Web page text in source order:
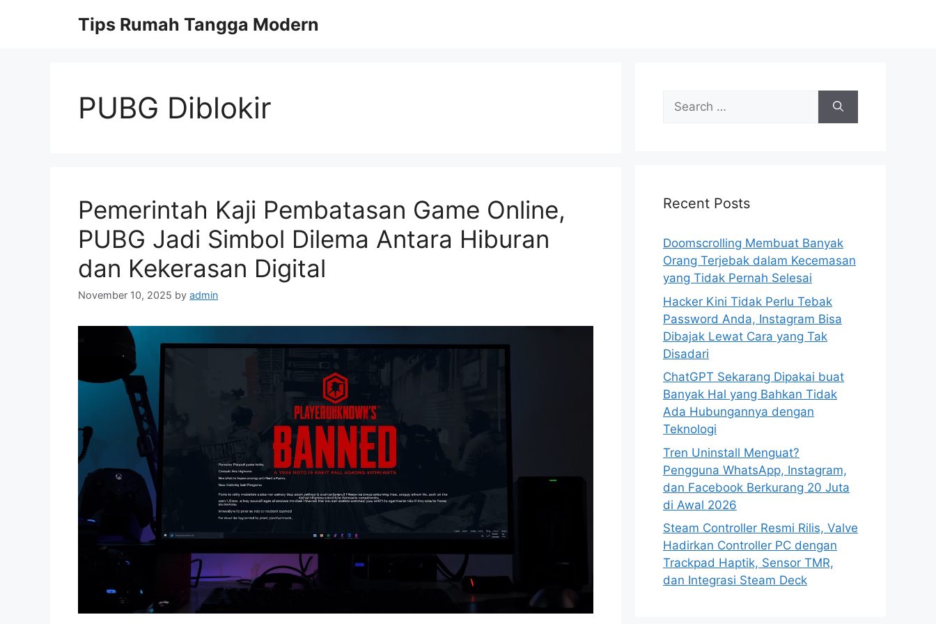
Tips Rumah Tangga Modern
PUBG Diblokir
Pemerintah Kaji Pembatasan Game Online,
PUBG Jadi Simbol Dilema Antara Hiburan
dan Kekerasan Digital
November 10, 2025 by admin
f
r
:
Recent Posts
Doomscrolling Membuat Banyak
Orang Terjebak dalam Kecemasan
yang Tidak Pernah Selesai
Hacker Kini Tidak Perlu Tebak
Password Anda, Instagram Bisa
Dibajak Lewat Cara yang Tak
Disadari
ChatGPT Sekarang Dipakai buat
Banyak Hal yang Bahkan Tidak
Ada Hubungannya dengan
Teknologi
Tren Uninstall Menguat?
Pengguna WhatsApp, Instagram,
dan Facebook Berkurang 20 Juta
di Awal 2026
Steam Controller Resmi Rilis, Valve
Hadirkan Controller PC dengan
Trackpad Haptik, Sensor TMR,
dan Integrasi Steam Deck